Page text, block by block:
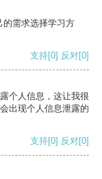
的需求选择学习方
支持[0] 反对[0]
个人信息，这让我很
出现个人信息泄露的
支持[0] 反对[0]